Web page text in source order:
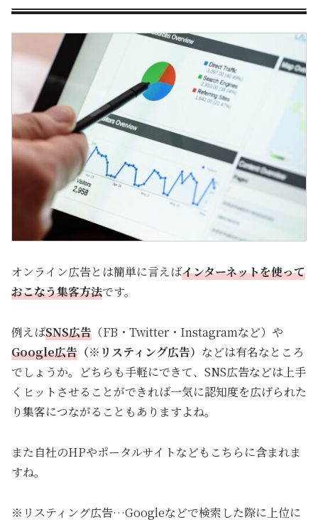
オンライン広告とは簡単に言えばインターネットを使って
おこなう集客方法です。
例えばSNS広告 （FB・Twitter・Instagramなど）や
Google広告 （※ リスティング広告） などは有名なところ
でしょうか。どちらも手軽にできて、SNS広告などは上手
くヒットさせることができれば一気に認知度を広げられた
り集客につながることもありますよね。
また自社のHPやポータルサイトなどもこちらに含まれま
すね。
※リスティング広告…Googleなどで検索した際に上位に